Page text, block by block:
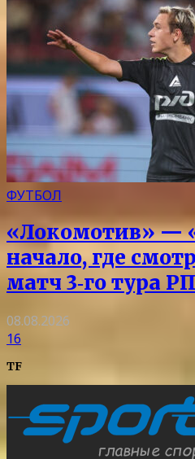
ФУТБОЛ
«Локомотив» —
начало, где
матч 3‑го тура
08.08.2026
16
TF